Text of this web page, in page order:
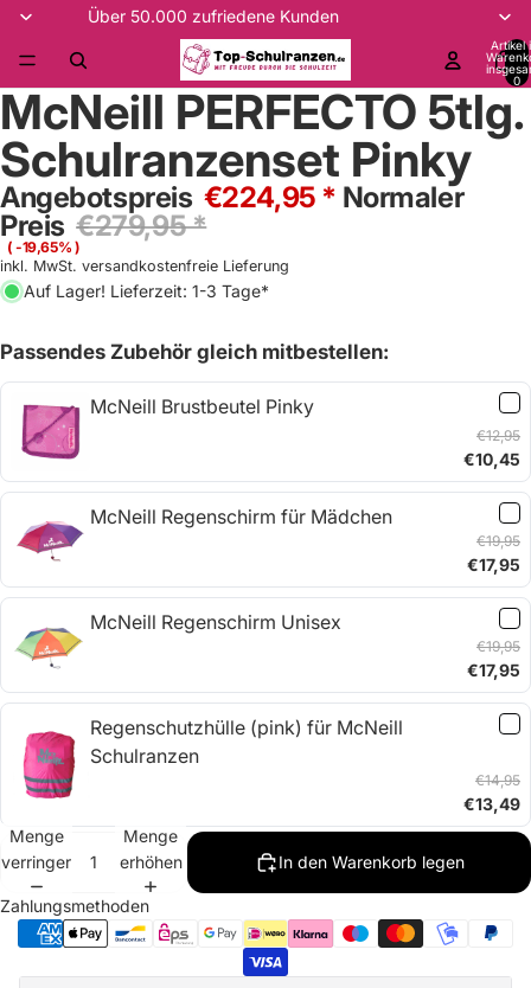
Über 50.000 zufriedene Kunden
Artikel
0
McNeill PERFECTO 5tlg.
Schulranzenset Pinky
Angebotspreis €224,95 * Normaler
Preis €279,95 *
( -19,65% )
inkl. MwSt. versandkostenfreie Lieferung
Auf Lager! Lieferzeit: 1-3 Tage*
Passendes Zubehör gleich mitbestellen:
McNeill Brustbeutel Pinky
€12,95
€10,45
McNeill Regenschirm für Mädchen
€19,95
€17,95
McNeill Regenschirm Unisex
€19,95
€17,95
Regenschutzhülle (pink) für McNeill
Schulranzen
€14,95
€13,49
Menge
verringern
Menge
erhöhen
In den Warenkorb legen
Zahlungsmethoden